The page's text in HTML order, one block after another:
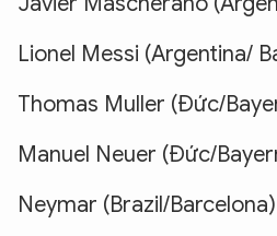
Lionel Messi (Argentina/
Thomas Muller (Đức/
Manuel Neuer (Đức/
Neymar (Brazil/Barcelona)